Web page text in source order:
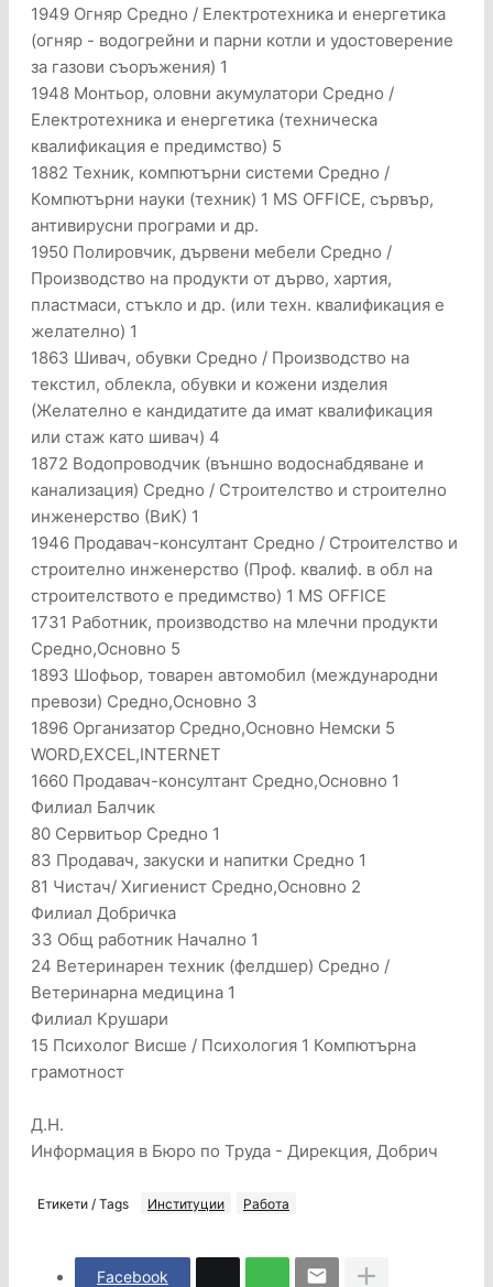
1949 Огняр Средно / Електротехника и енергетика
(огняр - водогрейни и парни котли и удостоверение
за газови съоръжения) 1
1948 Монтьор, оловни акумулатори Средно /
Електротехника и енергетика (техническа
квалификация е предимство) 5
1882 Техник, компютърни системи Средно /
Компютърни науки (техник) 1 MS OFFICE, сървър,
антивирусни програми и др.
1950 Полировчик, дървени мебели Средно /
Производство на продукти от дърво, хартия,
пластмаси, стъкло и др. (или техн. квалификация е
желателно) 1
1863 Шивач, обувки Средно / Производство на
текстил, облекла, обувки и кожени изделия
(Желателно е кандидатите да имат квалификация
или стаж като шивач) 4
1872 Водопроводчик (външно водоснабдяване и
канализация) Средно / Строителство и строително
инженерство (ВиК) 1
1946 Продавач-консултант Средно / Строителство и
строително инженерство (Проф. квалиф. в обл на
строителството е предимство) 1 MS OFFICE
1731 Работник, производство на млечни продукти
Средно,Основно 5
1893 Шофьор, товарен автомобил (международни
превози) Средно,Основно 3
1896 Организатор Средно,Основно Немски 5
WORD,EXCEL,INTERNET
1660 Продавач-консултант Средно,Основно 1
Филиал Балчик
80 Сервитьор Средно 1
83 Продавач, закуски и напитки Средно 1
81 Чистач/ Хигиенист Средно,Основно 2
Филиал Добричка
33 Общ работник Начално 1
24 Ветеринарен техник (фелдшер) Средно /
Ветеринарна медицина 1
Филиал Крушари
15 Психолог Висше / Психология 1 Компютърна
грамотност
Д.Н.
Информация в Бюро по Труда - Дирекция, Добрич
Етикети / Tags Институции Работа
Facebook